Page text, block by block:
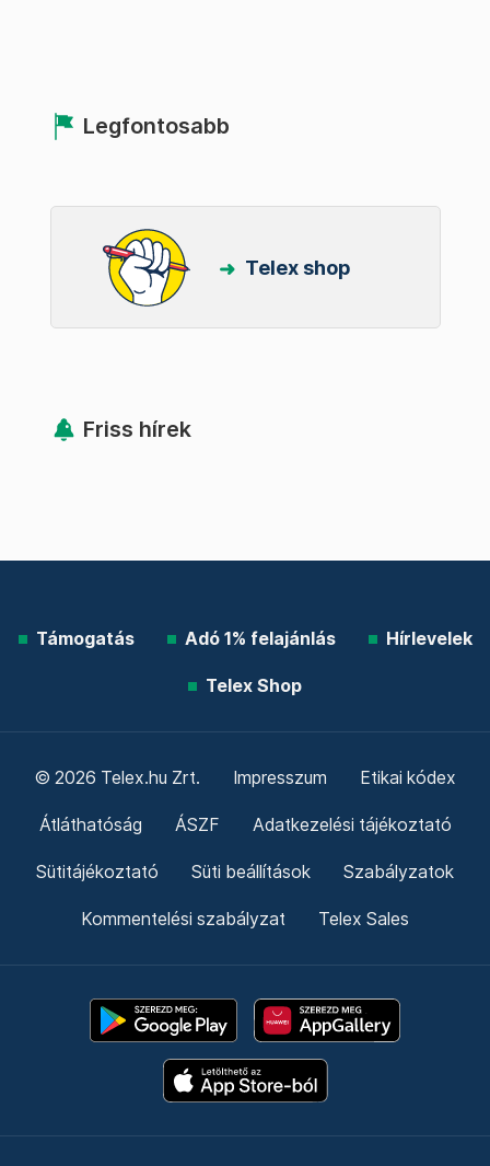
Legfontosabb
Telex shop
Friss hírek
Támogatás Adó 1% felajánlás Hírlevelek
Telex Shop
© 2026 Telex.hu Zrt. Impresszum Etikai kódex
Átláthatóság ÁSZF Adatkezelési tájékoztató
Sütitájékoztató Süti beállítások Szabályzatok
Kommentelési szabályzat Telex Sales